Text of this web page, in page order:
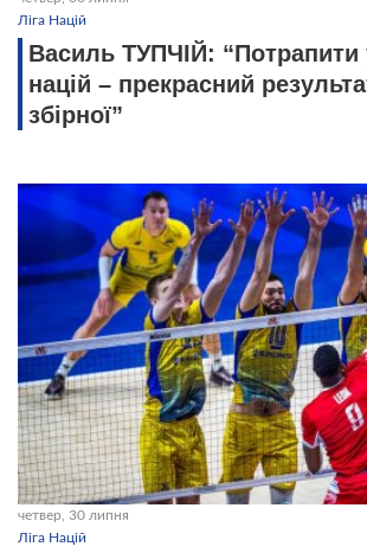
Ліга Націй
Василь ТУПЧІЙ: “Потрапити
націй – прекрасний
збірної”
четвер, 30 липня
Ліга Націй